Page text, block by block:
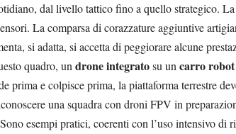
dal livello tattico fino a quello strategico.
La comparsa di corazzature aggiuntive
si adatta, si accetta di peggiorare alcune
quadro, un drone integratosu un carro robot
prima e colpisce prima, la piattaforma terrestre
una squadra con droni FPV in
esempi pratici, coerenti con l’uso intensivo di